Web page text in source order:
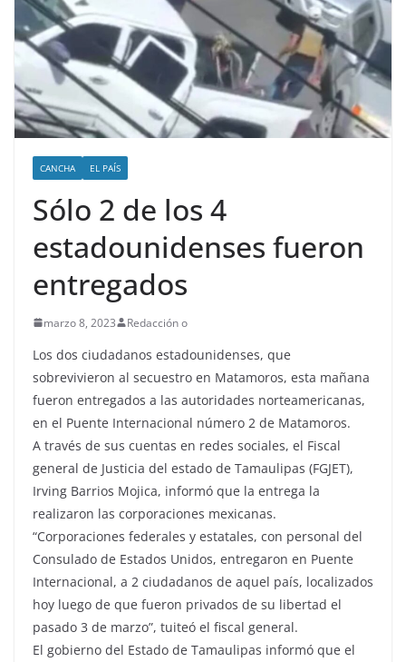
CANCHA EL PAÍS
Sólo 2 de los 4
estadounidenses fueron
entregados
marzo 8, 2023 Redacción o
Los dos ciudadanos estadounidenses, que
sobrevivieron al secuestro en Matamoros, esta mañana
fueron entregados a las autoridades norteamericanas,
en el Puente Internacional número 2 de Matamoros.
A través de sus cuentas en redes sociales, el Fiscal
general de Justicia del estado de Tamaulipas (FGJET),
Irving Barrios Mojica, informó que la entrega la
realizaron las corporaciones mexicanas.
“Corporaciones federales y estatales, con personal del
Consulado de Estados Unidos, entregaron en Puente
Internacional, a 2 ciudadanos de aquel país, localizados
hoy luego de que fueron privados de su libertad el
pasado 3 de marzo”, tuiteó el fiscal general.
El gobierno del Estado de Tamaulipas informó que el